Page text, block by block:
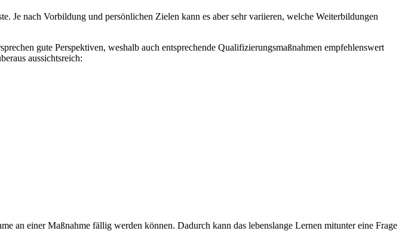
nach Vorbildung und persönlichen Zielen kann es aber sehr variieren, welche Weiterbildungen
gute Perspektiven, weshalb auch entsprechende Qualifizierungsmaßnahmen empfehlenswert
aussichtsreich:
an einer Maßnahme fällig werden können. Dadurch kann das lebenslange Lernen mitunter eine Frage